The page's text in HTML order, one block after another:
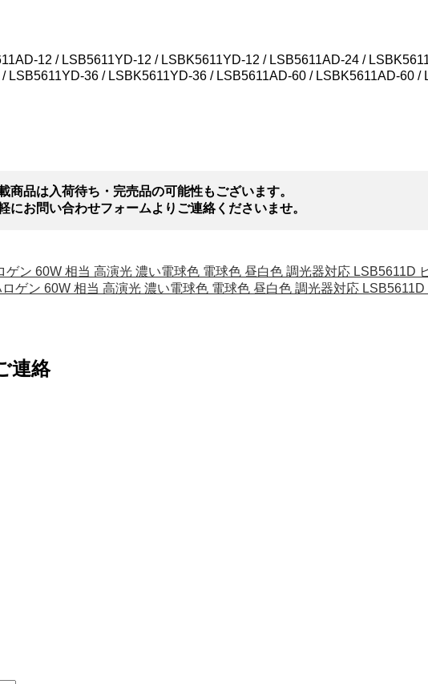
12 / LSB5611YD-12 / LSBK5611YD-12 / LSB5611AD-24 /
LSB5611YD-36 / LSBK5611YD-36 / LSB5611AD-60 / LSBK5611AD-60
商品は入荷待ち・完売品の可能性もございます。
にお問い合わせフォームよりご連絡くださいませ。
ン 60W 相当 高演光 濃い電球色 電球色 昼白色 調光器対応 LSB5611D
ゲン 60W 相当 高演光 濃い電球色 電球色 昼白色 調光器対応 LSB5611D
連絡